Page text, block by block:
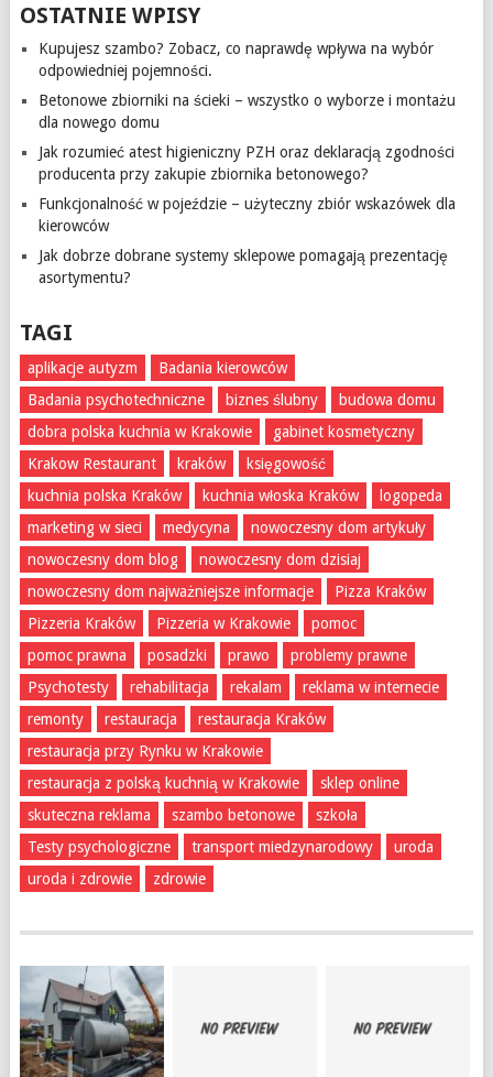
OSTATNIE WPISY
Kupujesz szambo? Zobacz, co naprawdę wpływa na wybór
odpowiedniej pojemności.
Betonowe zbiorniki na ścieki – wszystko o wyborze i montażu
dla nowego domu
Jak rozumieć atest higieniczny PZH oraz deklaracją zgodności
producenta przy zakupie zbiornika betonowego?
Funkcjonalność w pojeździe – użyteczny zbiór wskazówek dla
kierowców
Jak dobrze dobrane systemy sklepowe pomagają prezentację
asortymentu?
TAGI
aplikacje autyzm
Badania kierowców
Badania psychotechniczne
biznes ślubny
budowa domu
dobra polska kuchnia w Krakowie
gabinet kosmetyczny
Krakow Restaurant
kraków
księgowość
kuchnia polska Kraków
kuchnia włoska Kraków
logopeda
marketing w sieci
medycyna
nowoczesny dom artykuły
nowoczesny dom blog
nowoczesny dom dzisiaj
nowoczesny dom najważniejsze informacje
Pizza Kraków
Pizzeria Kraków
Pizzeria w Krakowie
pomoc
pomoc prawna
posadzki prawo
problemy prawne
Psychotesty
rehabilitacja rekalam
reklama w internecie
remonty
restauracja
restauracja Kraków
restauracja przy Rynku w Krakowie
restauracja z polską kuchnią w Krakowie
sklep online
skuteczna reklama
szambo betonowe
szkoła
Testy psychologiczne
transport miedzynarodowy
uroda
uroda i zdrowie
zdrowie